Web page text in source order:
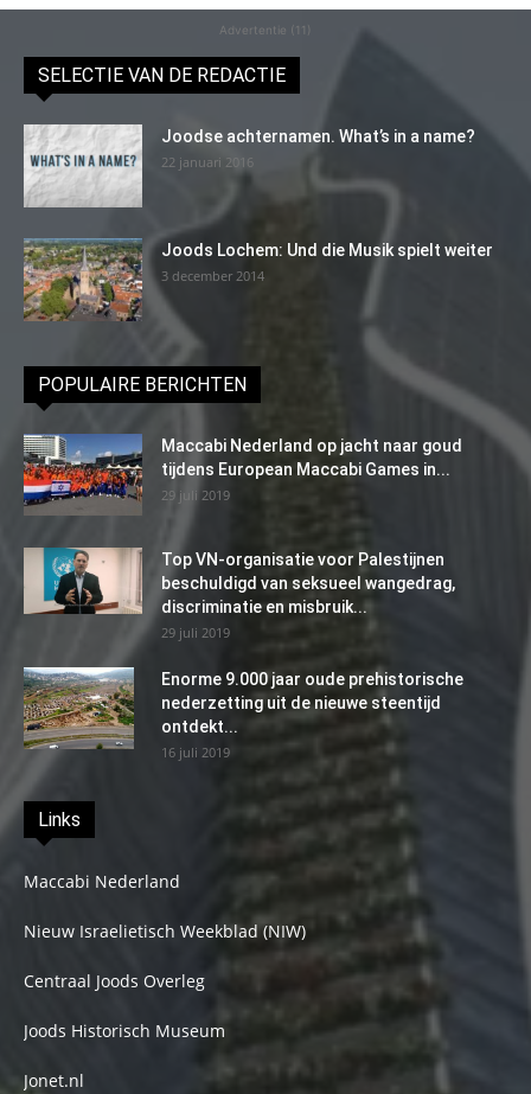
Advertentie (11)
SELECTIE VAN DE REDACTIE
Joodse achternamen. What’s in a name?
22 januari 2016
Joods Lochem: Und die Musik spielt weiter
3 december 2014
POPULAIRE BERICHTEN
Maccabi Nederland op jacht naar goud
tijdens European Maccabi Games in...
29 juli 2019
Top VN-organisatie voor Palestijnen
beschuldigd van seksueel wangedrag,
discriminatie en misbruik...
29 juli 2019
Enorme 9.000 jaar oude prehistorische
nederzetting uit de nieuwe steentijd
ontdekt...
16 juli 2019
Links
Maccabi Nederland
Nieuw Israelietisch Weekblad (NIW)
Centraal Joods Overleg
Joods Historisch Museum
Jonet.nl